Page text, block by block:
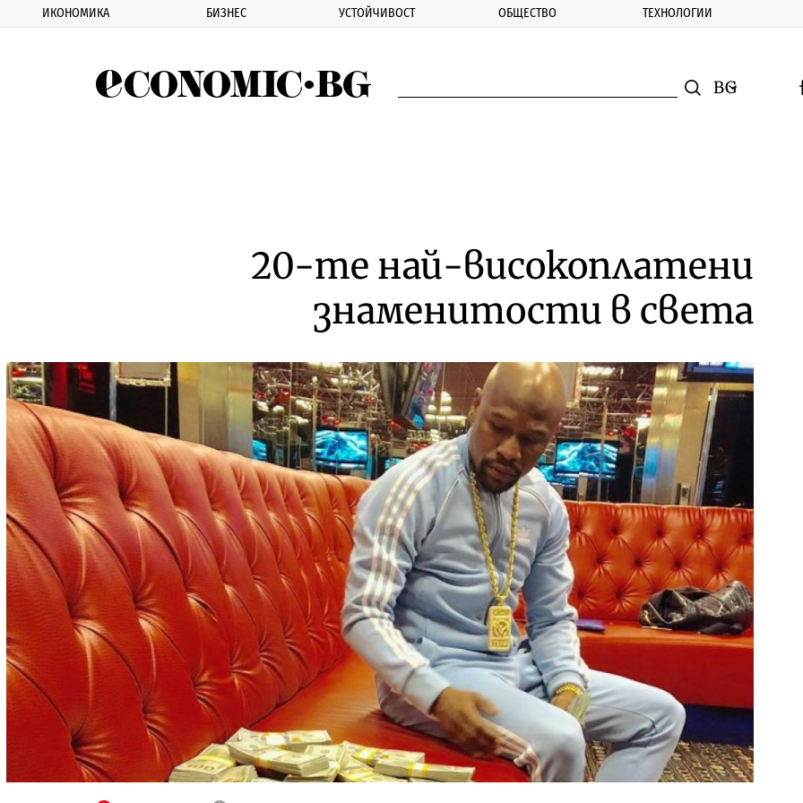
ИКОНОМИКА БИЗНЕС УСТОЙЧИВОСТ ОБЩЕСТВО ТЕХНОЛОГИИ
Смяна на
20-те най-високоплатени
знаменитости в света